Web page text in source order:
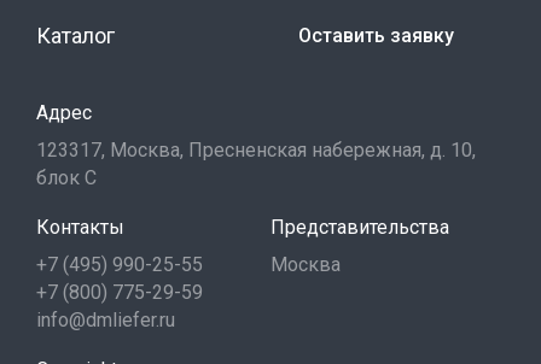
Каталог Оставить заявку
Адрес
123317, Москва, Пресненская набережная, д. 10,
блок С
Контакты
+7 (495) 990-25-55
+7 (800) 775-29-59
info@dmliefer.ru
Представительства
Москва